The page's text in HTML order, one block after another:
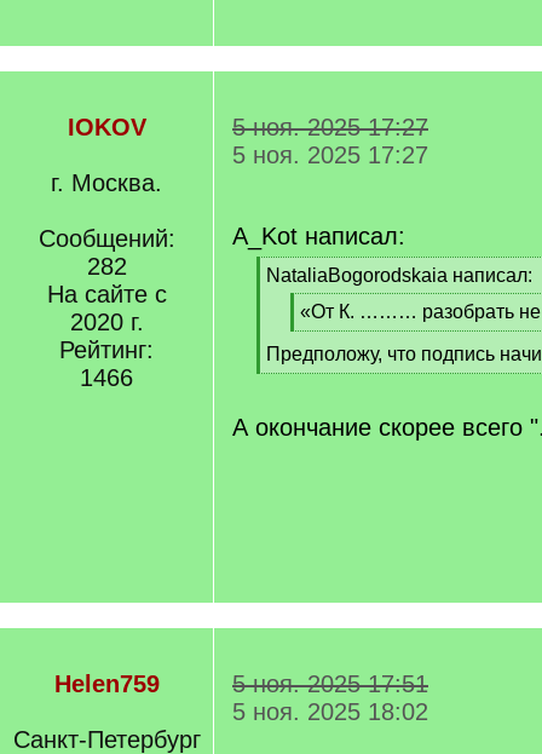
IOKOV
г. Москва.
Сообщений:
282
На сайте с
2020 г.
Рейтинг:
1466
5 ноя. 2025 17:27
5 ноя. 2025 17:27
A_Kot написал:
[NataliaBogorodskaia написал:
[
q
]
«От К. ……… разобрать не
[
/
q
Предположу, что подпись
[
q
]
А окончание скорее всего
Helen759
Санкт-Петербург
5 ноя. 2025 17:51
5 ноя. 2025 18:02